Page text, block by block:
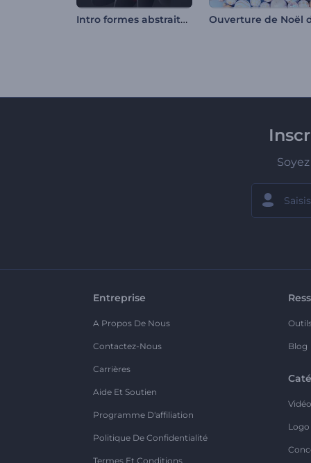
Intro formes abstraites en spirale
Entreprise
A Propos De Nous
Contactez-Nous
Carrières
Aide Et Soutien
Programme D'affiliation
Politique De Confidentialité
Termes Et Conditions
Blog
Vidéo
Logo